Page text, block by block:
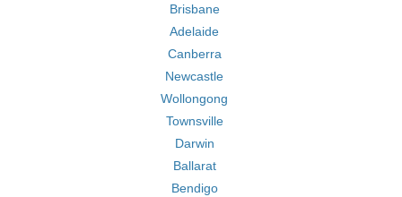
Brisbane
Adelaide
Canberra
Newcastle
Wollongong
Townsville
Darwin
Ballarat
Bendigo